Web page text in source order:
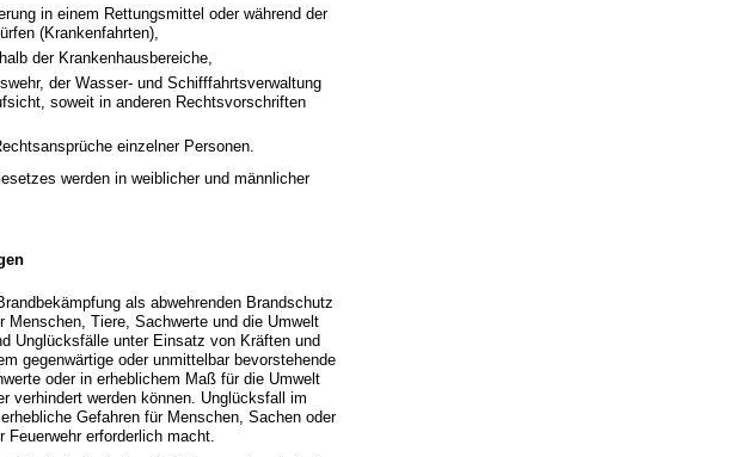
in einem Rettungsmittel oder während der
(Krankenfahrten),
der Krankenhausbereiche,
der Wasser- und Schifffahrtsverwaltung
soweit in anderen Rechtsvorschriften
einzelner Personen.
werden in weiblicher und männlicher
als abwehrenden Brandschutz
Tiere, Sachwerte und die Umwelt
Unglücksfälle unter Einsatz von Kräften und
gegenwärtige oder unmittelbar bevorstehende
oder in erheblichem Maß für die Umwelt
verhindert werden können. Unglücksfall im
Gefahren für Menschen, Sachen oder
erforderlich macht.